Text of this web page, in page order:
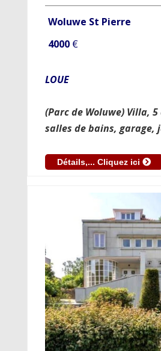
Woluwe St Pierre
4000€
LOUE
(Parc de Woluwe) Villa,
salles de bains, garage,
Détails,... Cliquez ici